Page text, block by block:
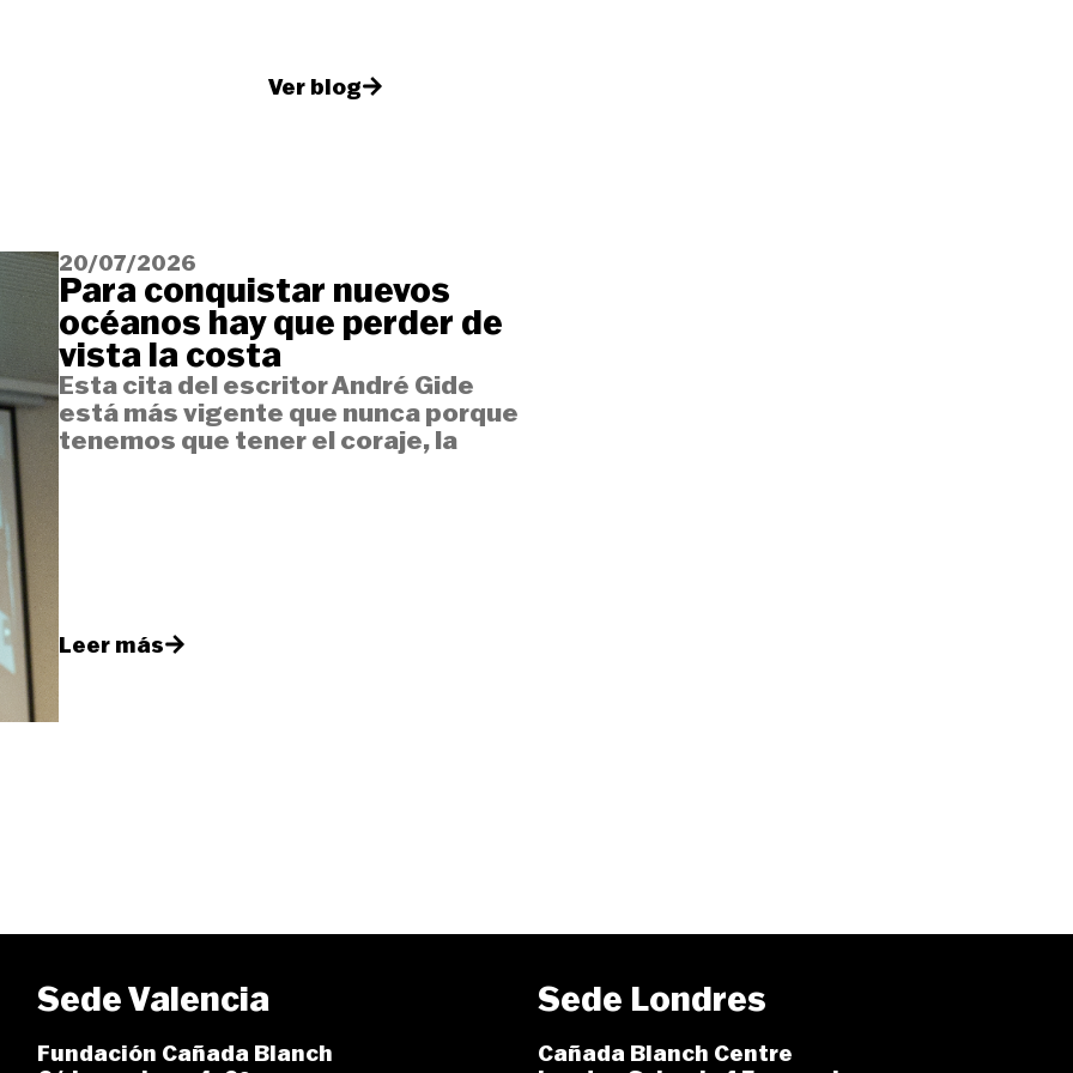
Ver blog
20/07/2026
Para conquistar nuevos
océanos hay que perder de
vista la costa
Esta cita del escritor André Gide
está más vigente que nunca porque
tenemos que tener el coraje, la
Leer más
Sede Valencia
Fundación Cañada Blanch
Sede Londres
Cañada Blanch Centre